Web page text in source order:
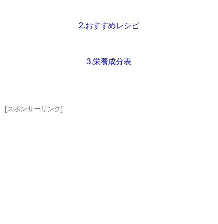
2.おすすめレシピ
3.栄養成分表
[スポンサーリンク]